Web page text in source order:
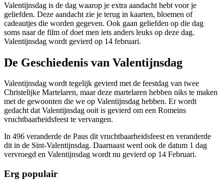
Valentijnsdag is de dag waarop je extra aandacht hebt voor je
geliefden. Deze aandacht zie je terug in kaarten, bloemen of
cadeautjes die worden gegeven. Ook gaan geliefden op die dag
soms naar de film of doet men iets anders leuks op deze dag.
Valentijnsdag wordt gevierd op 14 februari.
De Geschiedenis van Valentijnsdag
Valentijnsdag wordt tegelijk gevierd met de feestdag van twee
Christelijke Martelaren, maar deze martelaren hebben niks te maken
met de gewoonten die we op Valentijnsdag hebben. Er wordt
gedacht dat Valentijnsdag ooit is gevierd om een Romeins
vruchtbaarheidsfeest te vervangen.
In 496 veranderde de Paus dit vruchtbaarheidsfeest en veranderde
dit in de Sint-Valentijnsdag. Daarnaast werd ook de datum 1 dag
vervroegd en Valentijnsdag wordt nu gevierd op 14 Februari.
Erg populair